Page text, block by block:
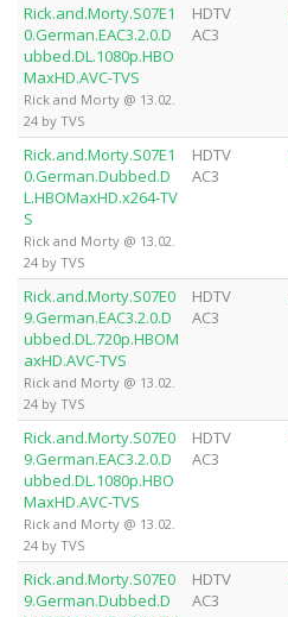
Rick.and.Morty.S07E1
0.German.EAC3.2.0.D
ubbed.DL.1080p.HBO
MaxHD.AVC-TVS
Rick and Morty @ 13.02.
24 by TVS
HDTV
AC3
Rick.and.Morty.S07E1
0.German.Dubbed.D
L.HBOMaxHD.x264-TV
S
Rick and Morty @ 13.02.
24 by TVS
HDTV
AC3
Rick.and.Morty.S07E0
9.German.EAC3.2.0.D
ubbed.DL.720p.HBOM
axHD.AVC-TVS
Rick and Morty @ 13.02.
24 by TVS
HDTV
AC3
Rick.and.Morty.S07E0
9.German.EAC3.2.0.D
ubbed.DL.1080p.HBO
MaxHD.AVC-TVS
Rick and Morty @ 13.02.
24 by TVS
HDTV
AC3
Rick.and.Morty.S07E0
9.German.Dubbed.D
HDTV
AC3